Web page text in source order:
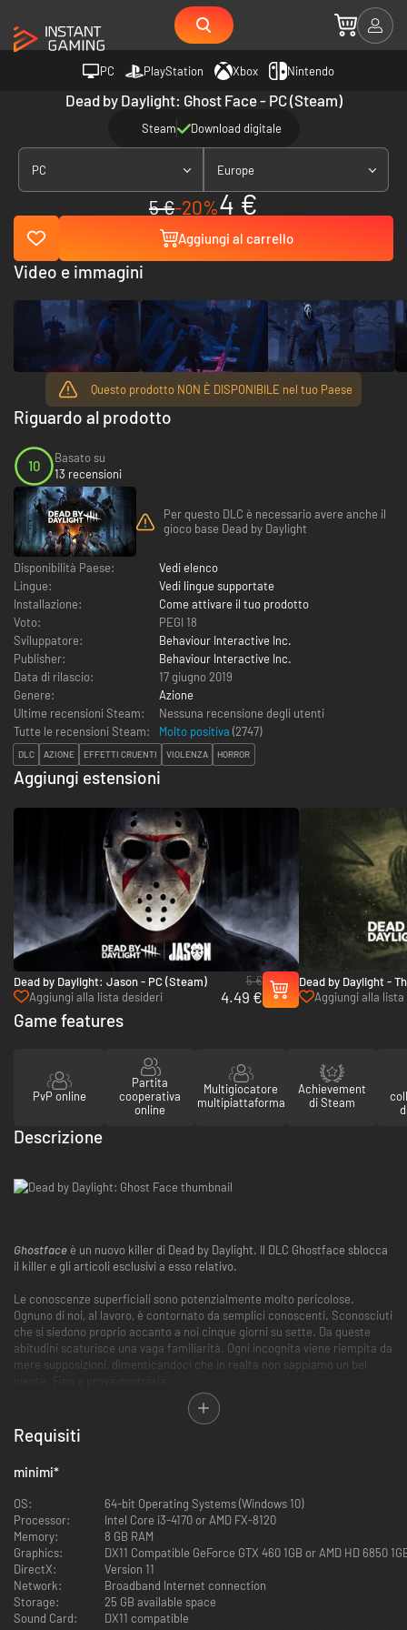
PC PlayStation Xbox Nintendo
Dead by Daylight: Ghost Face - PC (Steam)
Steam Download digitale
PC Europe
5 €-20%4 €
Aggiungi al carrello
Questo prodotto NON È DISPONIBILE nel tuo Paese
Riguardo al prodotto
10
Basato su
13 recensioni
Per questo DLC è necessario avere anche il
gioco base Dead by Daylight
Disponibilità Paese:
Vedi elenco
Lingue:
Vedi lingue supportate
Installazione:
Come attivare il tuo prodotto
Voto:
PEGI 18
Sviluppatore:
Behaviour Interactive Inc.
Publisher:
Behaviour Interactive Inc.
Data di rilascio:
17 giugno 2019
Genere:
Azione
Ultime recensioni Steam:
Nessuna recensione degli utenti
Tutte le recensioni Steam:
Molto positiva (2747)
DLC AZIONE EFFETTI CRUENTI VIOLENZA HORROR
Aggiungi estensioni
Dead by Daylight: Jason - PC (Steam)
Aggiungi alla lista desideri
5 €
4.49 €
Dead by Daylight -
PC (Steam)
Aggiungi alla lista
Video e immagini
Game features
PvP online
Partita
cooperativa
online
Multigiocatore
multipiattaforma
Achievement
di Steam
Descrizione
Ghostface è un nuovo killer di Dead by Daylight. Il DLC Ghostface sblocca
il killer e gli articoli esclusivi a esso relativo.
Le conoscenze superficiali sono potenzialmente molto pericolose.
Ognuno di noi, al lavoro, è contornato da semplici conoscenti. Sconosciuti
che si siedono proprio accanto a noi cinque giorni su sette. Da queste
abitudini scaturisce una vaga familiarità. Ogni incognita viene riempita da
mere supposizioni, dimenticandoci che in realtà non sappiamo un bel
Il Fantasma approfittò di tutto questo. I suoi colleghi del giornale
avrebbero potuto intuire che gli omicidi di Roseville conducevano
direttamente a lui. Gli indizi c'erano: i giorni di assenza ingiustificata dal
lavoro, gli orari della morte delle vittime fin troppo precisi, i suoi articoli
nessuno si accorse di nulla. Il Fantasma sapeva passare inosservato.
Nessuno avrebbe mai creduto che l'uomo seduto al loro fianco al lavoro
sarebbe stato il responsabile dell'omicidio a sangue freddo di oltre una
decina di persone. Fino a prova contraria.
Alla fine, il Fantasma l'aveva fatta franca, come sempre: quando le
indagini cominciarono a puntare verso di lui, aveva riunito le sue cose e si
era spostato di qualche chilometro in auto, in cerca di un altro impiego.
Ma stavolta trovò un terreno di caccia nettamente più affollato...
Requisiti
minimi*
OS:
64-bit Operating Systems (Windows 10)
Processor:
Intel Core i3-4170 or AMD FX-8120
Memory:
8 GB RAM
Graphics:
DX11 Compatible GeForce GTX 460 1GB or AMD HD 6850
DirectX:
Version 11
Network:
Broadband Internet connection
Storage:
25 GB available space
Sound Card:
DX11 compatible